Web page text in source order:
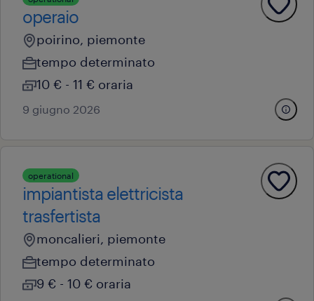
operaio
poirino, piemonte
tempo determinato
10 € - 11 € oraria
9 giugno 2026
operational
impiantista elettricista
trasfertista
moncalieri, piemonte
tempo determinato
9 € - 10 € oraria